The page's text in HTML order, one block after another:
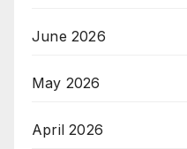
June 2026
May 2026
April 2026